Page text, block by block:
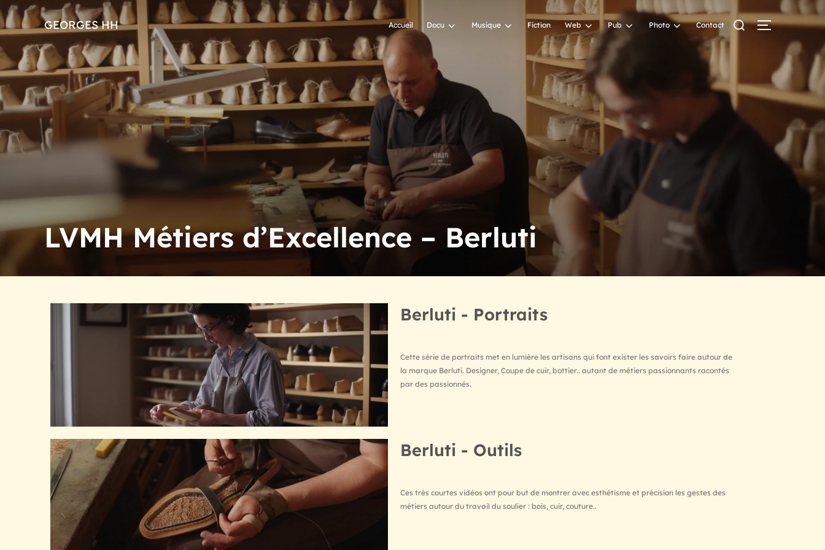
GEORGES HH Accueil Docu Musique Fiction Web Pub Photo Contact
LVMH Métiers d’Excellence – Berluti
Berluti - Portraits
Cette série de portraits met en lumière les artisans qui font exister les savoirs faire autour de
la marque Berluti. Designer, Coupe de cuir, bottier.. autant de métiers passionnants racontés
par des passionnés.
Berluti - Outils
Ces très courtes vidéos ont pour but de montrer avec esthétisme et précision les gestes des
métiers autour du travail du soulier : bois, cuir, couture..